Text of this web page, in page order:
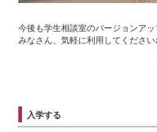
入学する
今後も学生相談室のバージョンアッ
みなさん、気軽に利用してください